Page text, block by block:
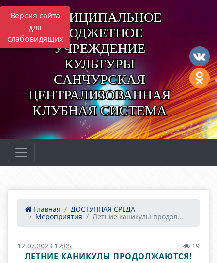
Версия сайта
для
слабовидящих
МУНИЦИПАЛЬНОЕ
БЮДЖЕТНОЕ
УЧРЕЖДЕНИЕ
КУЛЬТУРЫ
САНЧУРСКАЯ
ЦЕНТРАЛИЗОВАННАЯ
КЛУБНАЯ СИСТЕМА
Главная
ДОСТУПНАЯ СРЕДА
Мероприятия
Летние каникулы продол...
12.07.2023 12:05 19
ЛЕТНИЕ КАНИКУЛЫ ПРОДОЛЖАЮТСЯ!